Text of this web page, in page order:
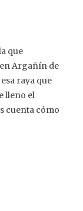
que
Argañín de
raya que
lleno el
cuenta cómo